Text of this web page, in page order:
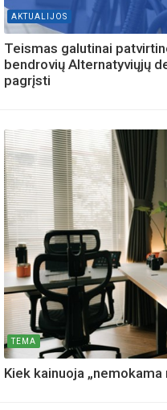
AKTUALIJOS
Teismas galutinai
bendrovių Alternatyviųjų
pagrįsti
TEMA
Kiek kainuoja